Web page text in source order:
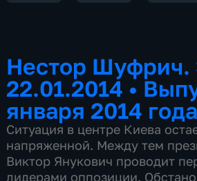
Нестор Шуфрич.
22.01.2014 •
января 2014 года
Ситуация в центре Киева
напряженной. Между тем
Виктор Янукович проводит
лидерами оппозиции.